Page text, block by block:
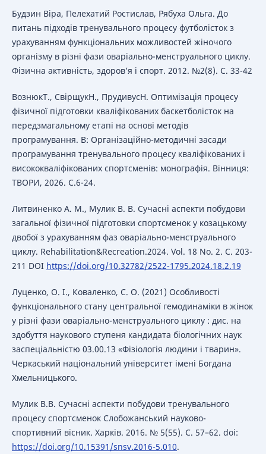
Будзин Віра, Пелехатий Ростислав, Рябуха Ольга. До
питань підходів тренувального процесу футболісток з
урахуванням функціональних можливостей жіночого
організму в різні фази оваріально-менструального циклу.
Фізична активність, здоров’я і спорт. 2012. №2(8). С. 33-42
ВознюкТ., СвірщукН., ПрудивусН. Оптимізація процесу
фізичної підготовки кваліфікованих баскетболісток на
передзмагальному етапі на основі методів
програмування. В: Організаційно-методичні засади
програмування тренувального процесу кваліфікованих і
висококваліфікованих спортсменів: монографія. Вінниця:
ТВОРИ, 2026. С.6-24.
Литвиненко А. М., Мулик В. В. Сучасні аспекти побудови
загальної фізичної підготовки спортсменок у козацькому
двобої з урахуванням фаз оваріально-менструального
циклу. Rehabilitation&Recreation.2024. Vol. 18 No. 2. С. 203-
211 DOI https://doi.org/10.32782/2522-1795.2024.18.2.19
Луценко, О. І., Коваленко, С. О. (2021) Особливості
функціонального стану центральної гемодинаміки в жінок
у різні фази оваріально-менструального циклу : дис. на
здобуття наукового ступеня кандидата біологічних наук
заспеціальністю 03.00.13 «Фізіологія людини і тварин».
Черкаський національний університет імені Богдана
Хмельницького.
Мулик В.В. Сучасні аспекти побудови тренувального
процесу спортсменок Слобожанський науково-
спортивний вiсник. Харків. 2016. № 5(55). С. 57–62. doi:
https://doi.org/10.15391/snsv.2016-5.010.